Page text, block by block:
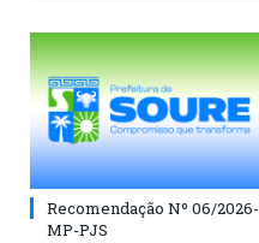
Recomendação Nº 06/2026-
MP-PJS